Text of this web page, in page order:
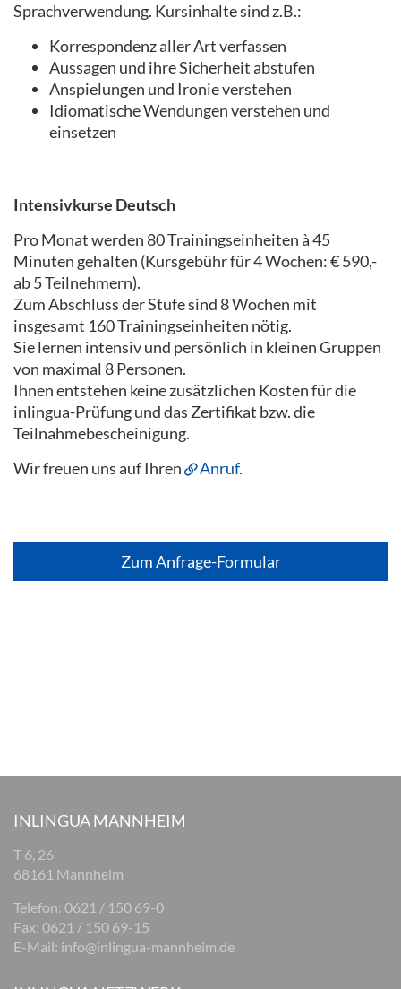
Sprachverwendung. Kursinhalte sind z.B.:
Korrespondenz aller Art verfassen
Aussagen und ihre Sicherheit abstufen
Anspielungen und Ironie verstehen
Idiomatische Wendungen verstehen und
einsetzen
Intensivkurse Deutsch
Pro Monat werden 80 Trainingseinheiten à 45
Minuten gehalten (Kursgebühr für 4 Wochen: € 590,-
ab 5 Teilnehmern).
Zum Abschluss der Stufe sind 8 Wochen mit
insgesamt 160 Trainingseinheiten nötig.
Sie lernen intensiv und persönlich in kleinen Gruppen
von maximal 8 Personen.
Ihnen entstehen keine zusätzlichen Kosten für die
inlingua-Prüfung und das Zertifikat bzw. die
Teilnahmebescheinigung.
Wir freuen uns auf Ihren
Anruf.
Zum Anfrage-Formular
INLINGUA MANNHEIM
T 6, 26
68161 Mannheim
Telefon: 0621 / 150 69-0
Fax: 0621 / 150 69-15
E-Mail: info@inlingua-mannheim.de